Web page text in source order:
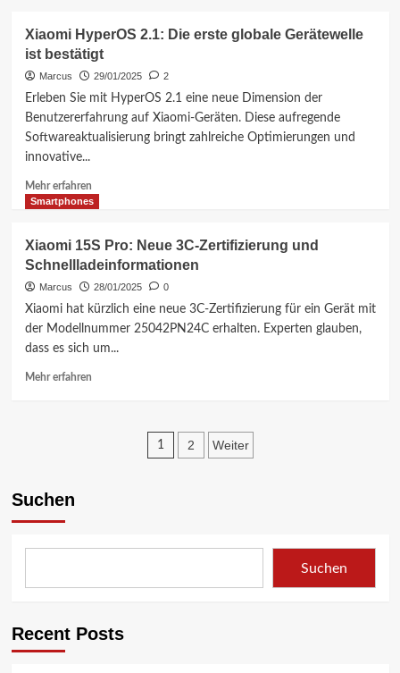
15:
Globale
Markteinführung
und
Spezifikationen
Xiaomi HyperOS 2.1: Die erste globale Gerätewelle
ist bestätigt
Marcus 29/01/2025 2
Erleben Sie mit HyperOS 2.1 eine neue Dimension der
Benutzererfahrung auf Xiaomi-Geräten. Diese aufregende
Softwareaktualisierung bringt zahlreiche Optimierungen und
innovative...
Mehr erfahrenMehr
Informationen
HyperOS
2.1:
Die
erste
Gerätewelle
ist
Smartphones
Xiaomi 15S Pro: Neue 3C-Zertifizierung und
Schnellladeinformationen
Marcus 28/01/2025 0
Xiaomi hat kürzlich eine neue 3C-Zertifizierung für ein Gerät mit
der Modellnummer 25042PN24C erhalten. Experten glauben,
dass es sich um...
Mehr erfahrenMehr
1 2 Weiter
Suchen
Suchen
Recent Posts